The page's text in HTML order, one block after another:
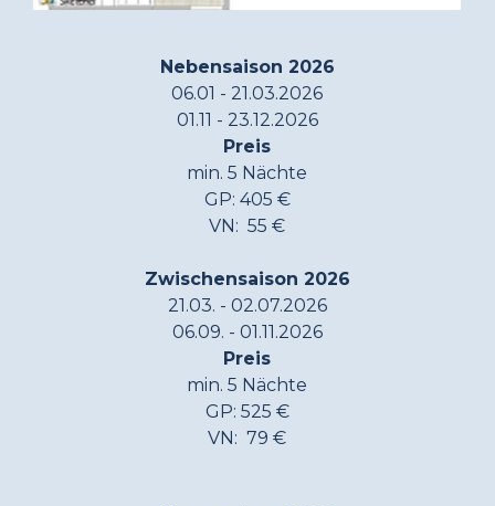
Nebensaison 2026
06.01 - 21.03.2026
01.11 - 23.12.2026
Preis
min. 5 Nächte
GP: 405 €
VN: 55 €
Zwischensaison 2026
21.03. - 02.07.2026
06.09. - 01.11.2026
Preis
min. 5 Nächte
GP: 525 €
VN: 79 €